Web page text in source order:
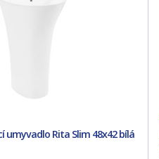
umyvadlo Rita Slim 48x42 bílá